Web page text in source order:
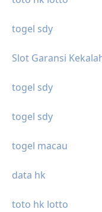
togel sdy
Slot Garansi
togel sdy
togel sdy
togel macau
data hk
toto hk lotto